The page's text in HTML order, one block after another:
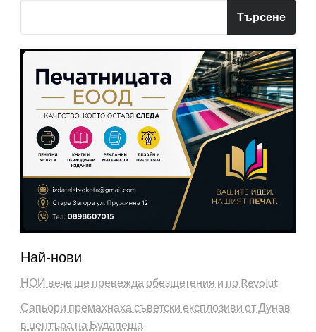
Търсене
Най-нови
НОИ вече ще превежда обезщетения и по Revolut
Сапьори премахнаха съветски експлозиви от Дунав
в центъра на Будапеща